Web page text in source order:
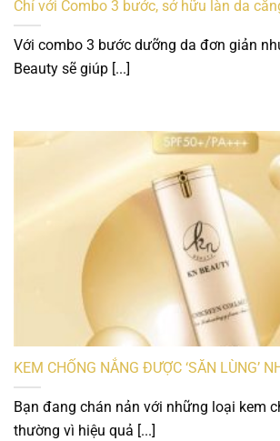
Chỉ với Combo 3 bước, sở hữu làn da
Với combo 3 bước dưỡng da đơn giản
Beauty sẽ giúp [...]
KEM CHỐNG NẮNG ĐƯỢC ‘SĂN LÙNG’
Bạn đang chán nản với những loại kem
thường vì hiệu quả [...]